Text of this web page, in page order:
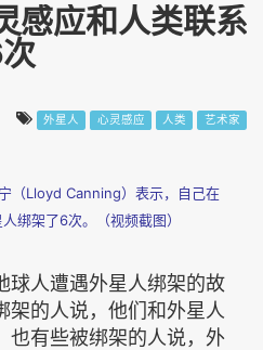
感应和人类联系
外星人 心灵感应 人类 艺术家
（Lloyd Canning）表示，自己在
绑架了6次。（视频截图）
球人遭遇外星人绑架的故
架的人说，他们和外星人
也有些被绑架的人说，外